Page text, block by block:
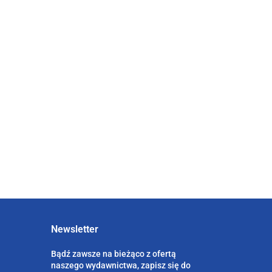
Newsletter
Bądź zawsze na bieżąco z ofertą
naszego wydawnictwa, zapisz się do